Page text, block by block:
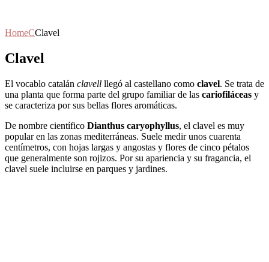
HomeCClavel
Clavel
El vocablo catalán clavell llegó al castellano como clavel. Se trata de
una planta que forma parte del grupo familiar de las cariofiláceas y
se caracteriza por sus bellas flores aromáticas.
De nombre científico Dianthus caryophyllus, el clavel es muy
popular en las zonas mediterráneas. Suele medir unos cuarenta
centímetros, con hojas largas y angostas y flores de cinco pétalos
que generalmente son rojizos. Por su apariencia y su fragancia, el
clavel suele incluirse en parques y jardines.